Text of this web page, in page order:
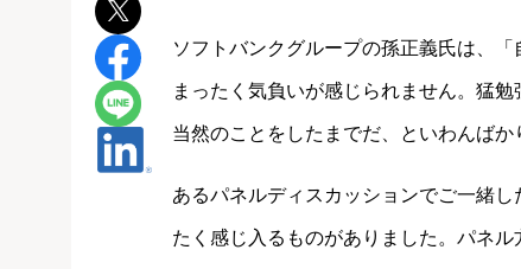
ソフトバンクグループの孫正義氏は、
まったく気負いが感じられません。猛
当然のことをしたまでだ、といわんばか
あるパネルディスカッションでご一緒
たく感じ入るものがありました。パネ